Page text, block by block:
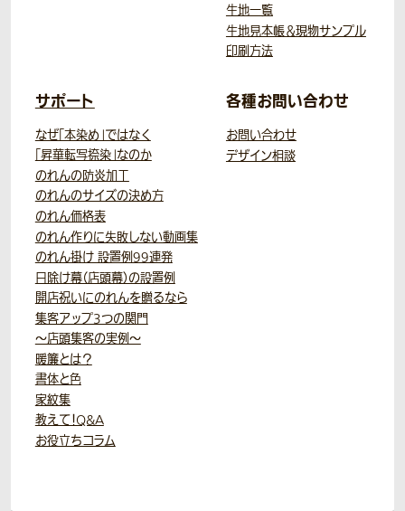
生地一覧
生地見本帳＆現物サンプル
印刷方法
サポート
なぜ「本染め」ではなく
「昇華転写捺染」なのか
のれんの防炎加工
のれんのサイズの決め方
のれん価格表
のれん作りに失敗しない動画集
のれん掛け 設置例99連発
日除け幕（店頭幕）の設置例
開店祝いにのれんを贈るなら
集客アップ3つの関門
～店頭集客の実例～
暖簾とは？
書体と色
家紋集
教えて！Q&A
お役立ちコラム
各種お問い合わせ
お問い合わせ
デザイン相談